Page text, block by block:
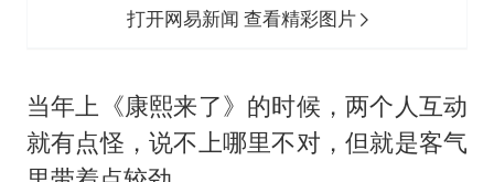
打开网易新闻 查看精彩图片
当年上《康熙来了》的时候，两个人互动
就有点怪，说不上哪里不对，但就是客气